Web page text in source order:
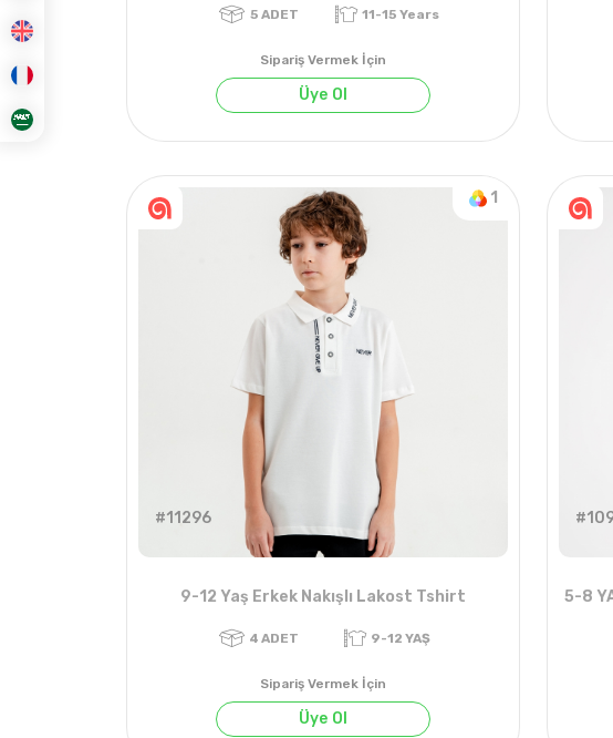
5ADET
Sipariş Vermek İçin
Üye Ol
1
#11296
9-12 Yaş Erkek Nakışlı Lakost Tshirt
Sipariş Vermek İçin
Üye Ol